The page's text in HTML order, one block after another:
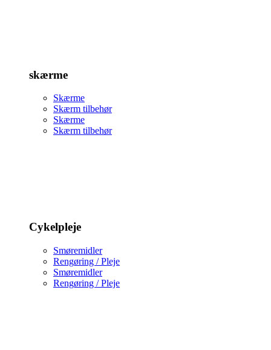
skærme
Skærme
Skærm tilbehør
Skærme
Skærm tilbehør
Cykelpleje
Smøremidler
Rengøring / Pleje
Smøremidler
Rengøring / Pleje